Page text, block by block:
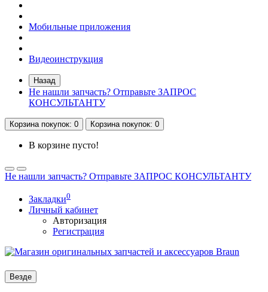
Мобильные приложения
Видеоинструкция
Назад
Не нашли запчасть? Отправьте ЗАПРОС
КОНСУЛЬТАНТУ
Корзинапокупок: 0 Корзинапокупок: 0
В корзине пусто!
Не нашли запчасть? Отправьте ЗАПРОС КОНСУЛЬТАНТУ
Закладки0
Личный кабинет
Авторизация
Регистрация
Везде